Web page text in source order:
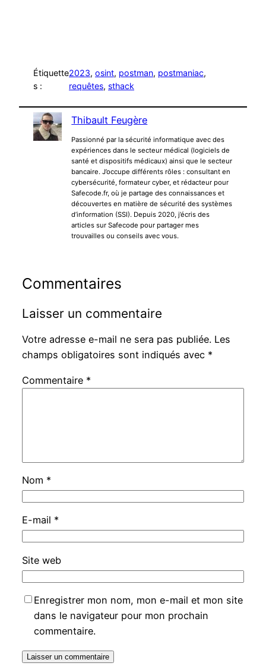
Étiquette
s :
2023, osint, postman, postmaniac
requêtes, sthack
Thibault Feugère
Passionné par la sécurité informatique avec des
expériences dans le secteur médical (logiciels de
santé et dispositifs médicaux) ainsi que le secteur
bancaire. J’occupe différents rôles : consultant en
cybersécurité, formateur cyber, et rédacteur pour
Safecode.fr, où je partage des connaissances et
découvertes en matière de sécurité des systèmes
d’information (SSI). Depuis 2020, j’écris des
articles sur Safecode pour partager mes
trouvailles ou conseils avec vous.
Commentaires
Laisser un commentaire
Votre adresse e-mail ne sera pas publiée. Les
champs obligatoires sont indiqués avec *
Commentaire *
Nom *
E-mail *
Site web
Enregistrer mon nom, mon e-mail et mon site
dans le navigateur pour mon prochain
commentaire.